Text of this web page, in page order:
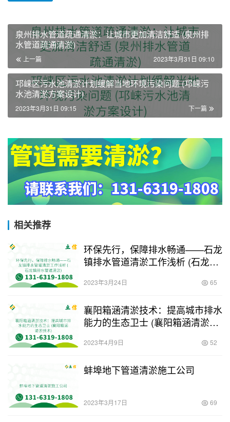
泉州排水管道疏通清淤：让城市更加清洁舒适 (泉州排
水管道疏通清淤)
上一篇 2023年3月31日 09:10
邛崃区污水池清淤计划缓解当地环境污染问题 (邛崃污
水池清淤方案设计)
下一篇
2023年3月31日 09:15
相关推荐
环保先行，保障排水畅通——石龙
镇排水管道清淤工作浅析 (石龙镇
2023年3月24日 65
襄阳箱涵清淤技术：提高城市排水
能力的生态卫士 (襄阳箱涵清淤技
2023年4月9日 52
蚌埠地下管道清淤施工公司
2023年3月17日 69